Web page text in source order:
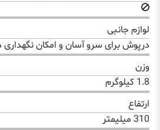
لوازم جانبی
درپوش برای سرو آسان و امکان نگهداری
وزن
1.8 کیلوگرم
ارتفاع
310 میلیمتر